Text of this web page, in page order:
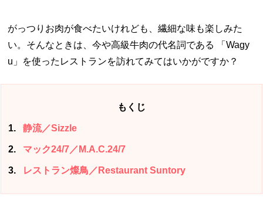
がっつりお肉が食べたいけれども、繊細な味も楽しみた
い。そんなときは、今や高級牛肉の代名詞である 「Wagy
u」を使ったレストランを訪れてみてはいかがですか？
もくじ
1 静流／Sizzle
2 マック24/7／M.A.C.24/7
3 レストラン燦鳥／Restaurant Suntory